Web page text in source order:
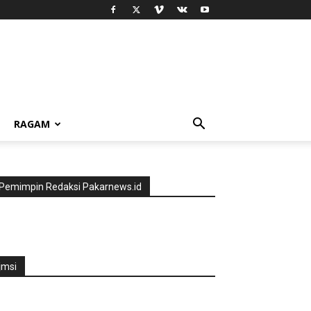
RAGAM
Pemimpin Redaksi Pakarnews.id